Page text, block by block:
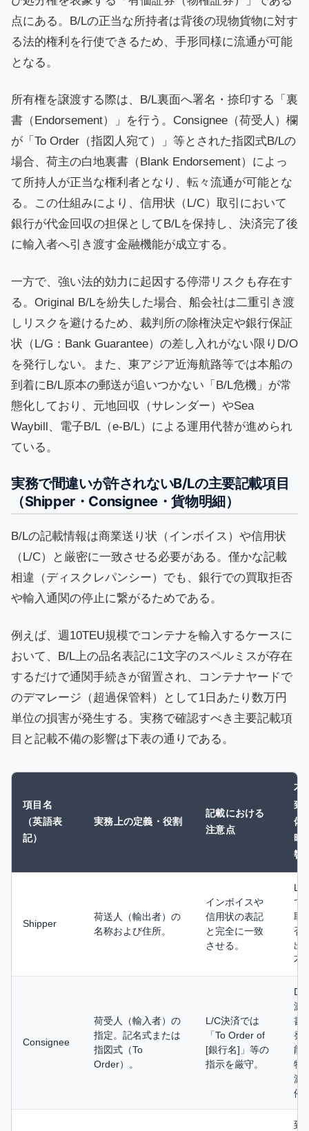
点にある。B/Lの正当な所持者は背後の現物貨物に対す
る法的権利を行使できるため、手形同様に流通が可能
となる。
所有権を譲渡する際は、B/L裏面へ署名・捺印する「裏
書（Endorsement）」を行う。Consignee（荷受人）欄
が「To Order（指図人宛て）」等とされた指図式B/Lの
場合、荷主の白地裏書（Blank Endorsement）によっ
て所持人が正当な権利者となり、転々流通が可能とな
る。この仕組みにより、信用状（L/C）取引において
銀行が代金回収の担保としてB/Lを保持し、決済完了後
に輸入者へ引き渡す金融機能が成立する。
一方で、強い法的効力に起因する停滞リスクも存在す
る。Original B/Lを紛失した場合、船会社は二重引き渡
しリスクを避けるため、裁判所の除権決定や銀行保証
状（L/G：Bank Guarantee）の差し入れがない限りD/O
を発行しない。また、東アジア近海航路等では本船の
到着にB/L原本の郵送が追いつかない「B/L危機」が常
態化しており、元地回収（サレンダー）やSea
Waybill、電子B/L（e-B/L）による運用代替が進められ
ている。
実務で間違いが許されないB/Lの主要記載項目
（Shipper・Consignee・貨物明細）
B/Lの記載情報は商業送り状（インボイス）や信用状
（L/C）と厳密に一致させる必要がある。僅かな記載
相違（ディスクレパンシー）でも、銀行での買取拒否
や輸入通関の停止に繋がるためである。
例えば、週10TEU規模でコンテナを輸入するケースに
おいて、B/L上の品名表記に1文字のスペルミスが存在
するだけで通関手続きが留置され、コンテナヤードで
のデマレージ（超過保管料）として1日あたり数万円
単位の損害が発生する。実務で確認すべき主要記載項
目と記載不備の影響は下表の通りである。
項目名
（英語表
記）
実務上の定義・役割
記載における
注意点
不
致
備
時
響
Shipper
荷送人（輸出者）の
名称および住所。
インボイスや
信用状の表記
と完全に一致
させる。
で
取
否
出
不
Consignee
荷受人（輸入者）の
指定。記名式または
指図式（To
Order）。
L/C決済では
「To Order of
[銀行名]」等の
指示を厳守。
D/
渡
書
発
能
物
渡
停
到